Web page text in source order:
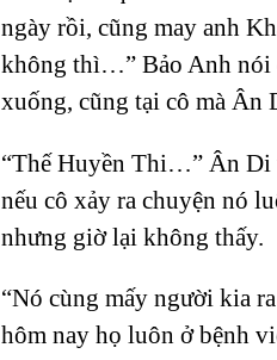
ngày rồi, cũng may anh
không thì…” Bảo Anh nói
xuống, cũng tại cô mà Ân
“Thế Huyền Thi…” Ân Di
nếu cô xảy ra chuyện nó
nhưng giờ lại không thấy.
“Nó cùng mấy người kia
hôm nay họ luôn ở bệnh